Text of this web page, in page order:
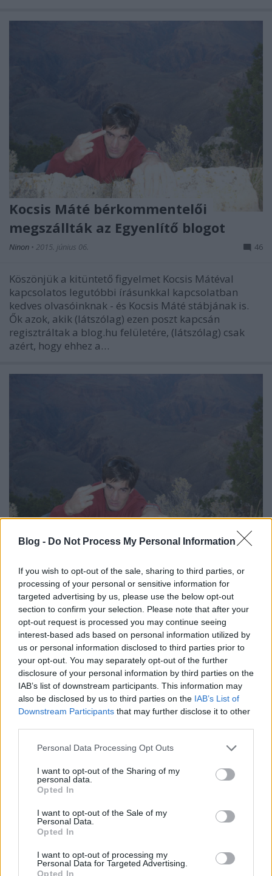
Blog - Do Not Process My Personal Information
If you wish to opt-out of the sale, sharing to third parties, or
processing of your personal or sensitive information for
targeted advertising by us, please use the below opt-out
section to confirm your selection. Please note that after your
opt-out request is processed you may continue seeing
interest-based ads based on personal information utilized by
us or personal information disclosed to third parties prior to
your opt-out. You may separately opt-out of the further
disclosure of your personal information by third parties on the
IAB’s list of downstream participants. This information may
also be disclosed by us to third parties on the IAB’s List of
Downstream Participants that may further disclose it to other
Please note that this website/app uses one or more Google
not limited to your visit or usage behaviour. You may click to
grant or deny consent to Google and its third-party tags to
use your data for below specified purposes in below Google
consent section.
Personal Data Processing Opt Outs
I want to opt-out of the Sharing of my
personal data.
Opted In
I want to opt-out of the Sale of my
Personal Data.
Opted In
I want to opt-out of processing my
Personal Data for Targeted Advertising.
Opted In
Kocsis Máté bérkommentelői
megszállták az Egyenlítő blogot
Ninon • 2015. június 06. 46
Köszönjük a kitüntető figyelmet Kocsis Mátéval
kapcsolatos legutóbbi írásunkkal kapcsolatban
kedves olvasóinknak - és Kocsis Máté stábjának is.
Ők azok, akik (látszólag) ezen poszt kapcsán
regisztráltak a blog.hu felületére, (látszólag) csak
azért, hogy ehhez a…
karakter-öngyilkosságot követett el
nickgrabowszki•2015. június 04.
Az egyik legundorítóbb karaktergyilkossági
kísérletének nevezi a józsefvárosi polgármester és
Fidesz-igazgató az utóbbi időben őt érő kritikákat.
Közös fotót posztot a családjával, hogy jelezze,
nemcsak őt támadják, hanem már a családtagjait is.
Szerinte jó…